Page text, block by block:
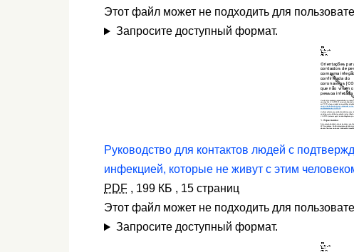
Этот файл может не подходить для
Запросите доступный формат.
Руководство для контактов людей с
инфекцией, которые не живут с этим
PDF , 199 КБ , 15 страниц
Этот файл может не подходить для
Запросите доступный формат.